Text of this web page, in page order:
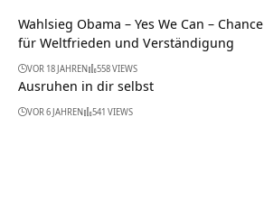
Wahlsieg Obama – Yes We Can – Chance
für Weltfrieden und Verständigung
VOR 18 JAHREN 558 VIEWS
Ausruhen in dir selbst
VOR 6 JAHREN 541 VIEWS